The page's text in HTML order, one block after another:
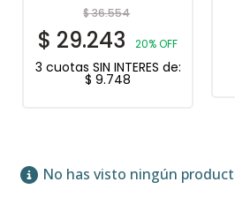
$36.554
$ 29.243 20% OFF
3 cuotas SIN INTERES de:
$ 9.748
No has visto ningún